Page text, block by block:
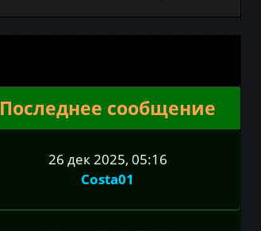
Последнее сообщение
26 дек 2025, 05:16
Costa01